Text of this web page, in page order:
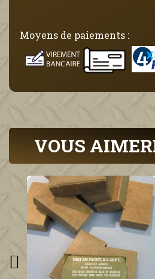
Moyens de paiements :
VOUS